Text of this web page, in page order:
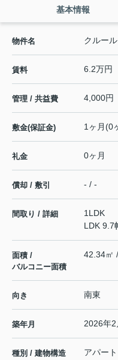
基本情報
物件名 クルール
賃料 6.2万円
管理 / 共益費 4,000円
敷金(保証金) 1ヶ月(0
礼金 0ヶ月
償却 / 敷引 - / -
間取り / 詳細
1LDK
LDK 9.7
面積 /
バルコニー面積
42.34㎡
向き 南東
築年月 2026年
種別 / 建物構造 アパー